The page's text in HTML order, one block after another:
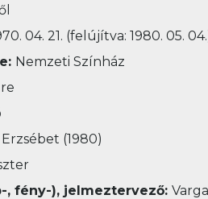
04. 21. (felújítva: 1980. 05.
Nemzeti Színház
(1980)
, fény-), jelmeztervező: